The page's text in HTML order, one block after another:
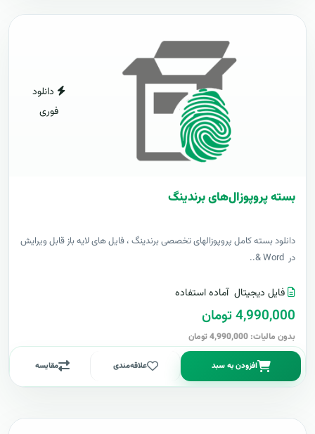
دانلود
فوری
بسته پروپوزال‌های برندینگ
دانلود بسته کامل پروپوزالهای تخصصی برندینگ ، فایل های لایه باز قابل ویرایش
در Word &..
فایل دیجیتال آماده استفاده
4,990,000 تومان
بدون مالیات: 4,990,000 تومان
افزودن به سبد علاقه‌مندی مقایسه